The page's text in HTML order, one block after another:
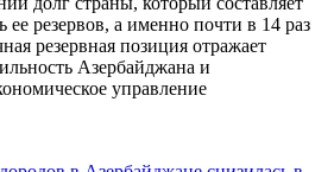
резервов, а именно почти в 14 раз
резервная позиция отражает
Азербайджана и
управление